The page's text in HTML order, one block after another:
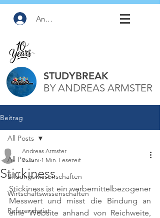
Anmelden
STUDYBREAK
BY ANDREAS ARMSTER
Beitrag
All Posts
Bildungswissenschaften
Wirtschaftswissenschaften
Referendariat
All Posts
Stickiness
Andreas Armster
7. Juni 1 Min. Lesezeit
Stickiness ist ein werbemittelbezogener
Messwert und misst die Bindung an
eine Website anhand von Reichweite,